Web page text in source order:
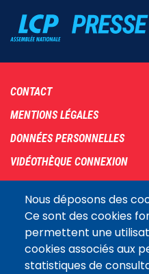
Nous déposons des
Ce sont des cookies
permettent une
cookies associés aux
statistiques de
Footer
menu
CONTACT
MENTIONS LÉGALES
DONNÉES PERSONNELLES
VIDÉOTHÈQUE CONNEXION
COOKIES
Assemblée
LE SITE DE